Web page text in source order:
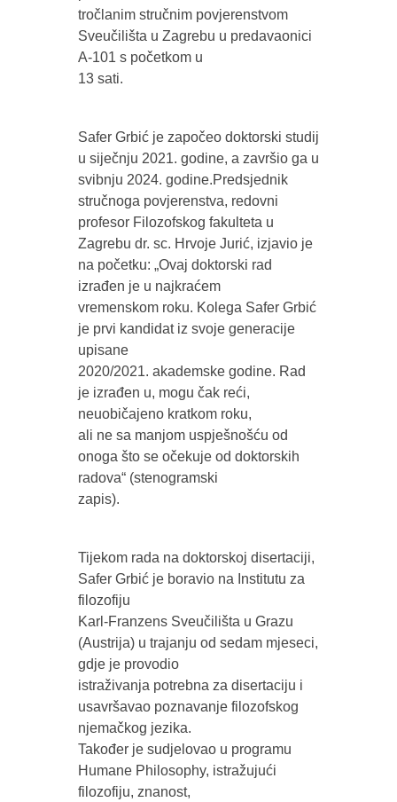
tročlanim stručnim povjerenstvom
Sveučilišta u Zagrebu u predavaonici
A-101 s početkom u
13 sati.
Safer Grbić je započeo doktorski studij
u siječnju 2021. godine, a završio ga u
svibnju 2024. godine.Predsjednik
stručnoga povjerenstva, redovni
profesor Filozofskog fakulteta u
Zagrebu dr. sc. Hrvoje Jurić, izjavio je
na početku: „Ovaj doktorski rad
izrađen je u najkraćem
vremenskom roku. Kolega Safer Grbić
je prvi kandidat iz svoje generacije
upisane
2020/2021. akademske godine. Rad
je izrađen u, mogu čak reći,
neuobičajeno kratkom roku,
ali ne sa manjom uspješnošću od
onoga što se očekuje od doktorskih
radova“ (stenogramski
zapis).
Tijekom rada na doktorskoj disertaciji,
Safer Grbić je boravio na Institutu za
filozofiju
Karl-Franzens Sveučilišta u Grazu
(Austrija) u trajanju od sedam mjeseci,
gdje je provodio
istraživanja potrebna za disertaciju i
usavršavao poznavanje filozofskog
njemačkog jezika.
Također je sudjelovao u programu
Humane Philosophy, istražujući
filozofiju, znanost,